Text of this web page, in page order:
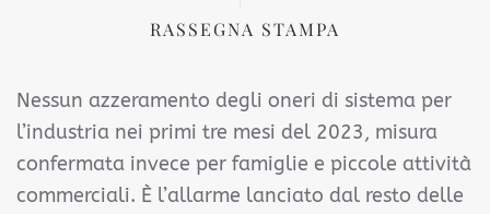
RASSEGNA STAMPA
Nessun azzeramento degli oneri di sistema per
l’industria nei primi tre mesi del 2023, misura
confermata invece per famiglie e piccole attività
commerciali. È l’allarme lanciato dal resto delle